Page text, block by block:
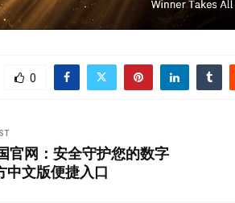
0
官网：安全守护您的数字
中文版便捷入口